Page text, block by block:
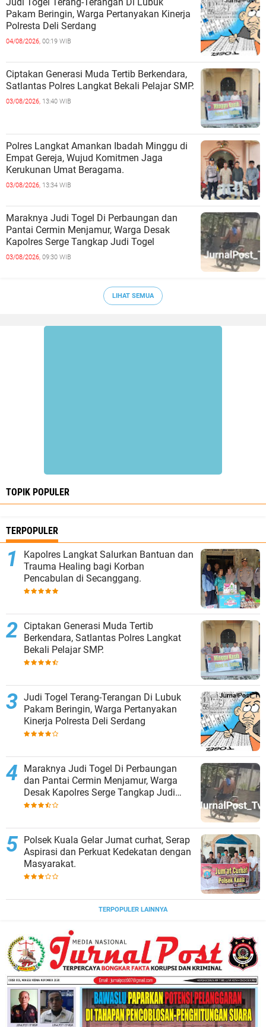
Judi Togel Terang-Terangan Di Lubuk
Pakam Beringin, Warga Pertanyakan Kinerja
Polresta Deli Serdang
04/08/2026, 00:19 WIB
Ciptakan Generasi Muda Tertib Berkendara,
Satlantas Polres Langkat Bekali Pelajar SMP.
03/08/2026, 13:40 WIB
Polres Langkat Amankan Ibadah Minggu di
Empat Gereja, Wujud Komitmen Jaga
Kerukunan Umat Beragama.
03/08/2026, 13:34 WIB
Maraknya Judi Togel Di Perbaungan dan
Pantai Cermin Menjamur, Warga Desak
Kapolres Serge Tangkap Judi Togel
03/08/2026, 09:30 WIB
LIHAT SEMUA
TOPIK POPULER
TERPOPULER
Kapolres Langkat Salurkan Bantuan dan
Trauma Healing bagi Korban
Pencabulan di Secanggang.
Ciptakan Generasi Muda Tertib
Berkendara, Satlantas Polres Langkat
Bekali Pelajar SMP.
Judi Togel Terang-Terangan Di Lubuk
Pakam Beringin, Warga Pertanyakan
Kinerja Polresta Deli Serdang
Maraknya Judi Togel Di Perbaungan
dan Pantai Cermin Menjamur, Warga
Desak Kapolres Serge Tangkap Judi
Togel
Polsek Kuala Gelar Jumat curhat, Serap
Aspirasi dan Perkuat Kedekatan dengan
Masyarakat.
TERPOPULER LAINNYA